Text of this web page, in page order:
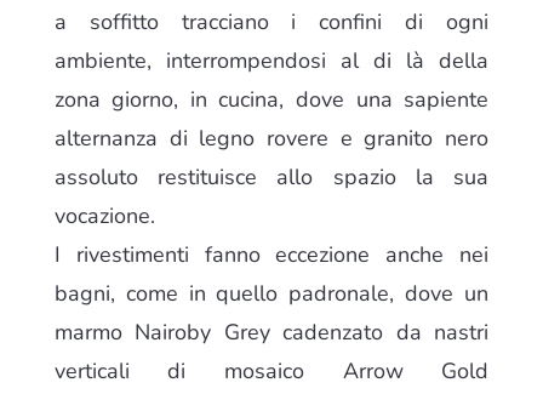
a soffitto tracciano i confini di ogni
ambiente, interrompendosi al di là della
zona giorno, in cucina, dove una sapiente
alternanza di legno rovere e granito nero
assoluto restituisce allo spazio la sua
vocazione.
I rivestimenti fanno eccezione anche nei
bagni, come in quello padronale, dove un
marmo Nairoby Grey cadenzato da nastri
verticali di mosaico Arrow Gold